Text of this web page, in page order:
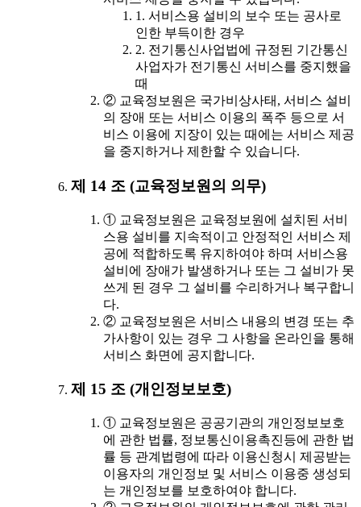
1. 서비스용 설비의 보수 또는 공사로
인한 부득이한 경우
2. 전기통신사업법에 규정된 기간통신
사업자가 전기통신 서비스를 중지했을
때
② 교육정보원은 국가비상사태, 서비스 설비
의 장애 또는 서비스 이용의 폭주 등으로 서
비스 이용에 지장이 있는 때에는 서비스 제공
을 중지하거나 제한할 수 있습니다.
제 14 조 (교육정보원의 의무)
① 교육정보원은 교육정보원에 설치된 서비
스용 설비를 지속적이고 안정적인 서비스 제
공에 적합하도록 유지하여야 하며 서비스용
설비에 장애가 발생하거나 또는 그 설비가 못
쓰게 된 경우 그 설비를 수리하거나 복구합니
다.
② 교육정보원은 서비스 내용의 변경 또는 추
가사항이 있는 경우 그 사항을 온라인을 통해
서비스 화면에 공지합니다.
제 15 조 (개인정보보호)
① 교육정보원은 공공기관의 개인정보보호
에 관한 법률, 정보통신이용촉진등에 관한 법
률 등 관계법령에 따라 이용신청시 제공받는
이용자의 개인정보 및 서비스 이용중 생성되
는 개인정보를 보호하여야 합니다.